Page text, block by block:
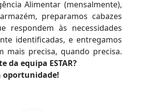
Alimentar (mensalmente),
preparamos cabazes
respondem às necessidades
identificadas, e entregamos
mais precisa, quando precisa.
da equipa ESTAR?
oportunidade!